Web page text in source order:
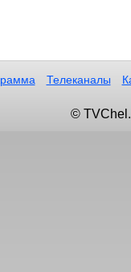
Телеканалы
©